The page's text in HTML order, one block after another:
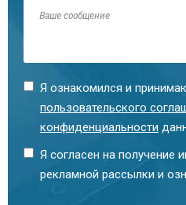
Технический
Я ознакомился и
пользовательского
конфиденциальности
Я согласен на получение
рекламной рассылки и